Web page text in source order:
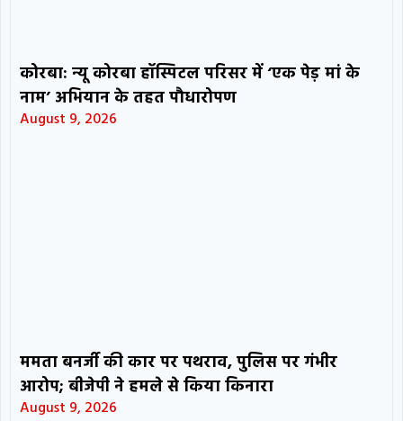
कोरबा: न्यू कोरबा हॉस्पिटल परिसर में ‘एक पेड़ मां के
नाम’ अभियान के तहत पौधारोपण
August 9, 2026
ममता बनर्जी की कार पर पथराव, पुलिस पर गंभीर
आरोप; बीजेपी ने हमले से किया किनारा
August 9, 2026